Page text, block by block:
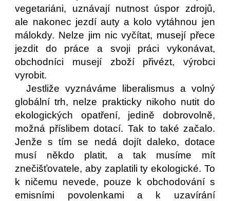
vegetariáni, uznávají nutnost úspor zdrojů,
ale nakonec jezdí auty a kolo vytáhnou jen
málokdy. Nelze jim nic vyčítat, musejí přece
jezdit do práce a svoji práci vykonávat,
obchodníci musejí zboží přivézt, výrobci
vyrobit.
Jestliže vyznáváme liberalismus a volný
globální trh, nelze prakticky nikoho nutit do
ekologických opatření, jedině dobrovolně,
možná příslibem dotací. Tak to také začalo.
Jenže s tím se nedá dojít daleko, dotace
musí někdo platit, a tak musíme mít
znečišťovatele, aby zaplatili ty ekologické. To
k ničemu nevede, pouze k obchodování s
emisními povolenkami a k uzavírání